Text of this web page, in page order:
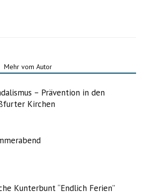
Mehr vom Autor
– Prävention in den
Kirchen
Kunterbunt “Endlich Ferien”